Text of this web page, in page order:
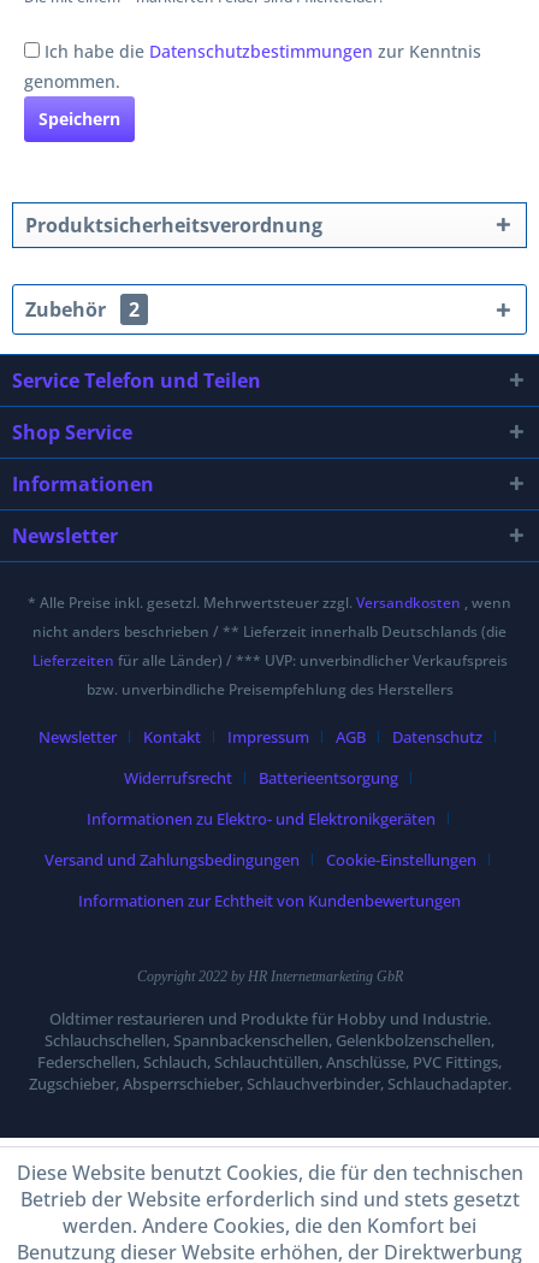
Ich habe die Datenschutzbestimmungen zur Kenntnis
genommen.
Speichern
Produktsicherheitsverordnung
Zubehör 2
Service Telefon und Teilen
Shop Service
Informationen
Newsletter
* Alle Preise inkl. gesetzl. Mehrwertsteuer zzgl. Versandkosten , wenn
nicht anders beschrieben / ** Lieferzeit innerhalb Deutschlands (die
Lieferzeiten für alle Länder) / *** UVP: unverbindlicher Verkaufspreis
bzw. unverbindliche Preisempfehlung des Herstellers
Newsletter Kontakt Impressum AGB
Datenschutz
Widerrufsrecht
Batterieentsorgung
Informationen zu Elektro- und Elektronikgeräten
Versand und Zahlungsbedingungen
Cookie-Einstellungen
Informationen zur Echtheit von Kundenbewertungen
Copyright 2022 by HR Internetmarketing GbR
Oldtimer restaurieren und Produkte für Hobby und Industrie.
Schlauchschellen, Spannbackenschellen, Gelenkbolzenschellen,
Federschellen, Schlauch, Schlauchtüllen, Anschlüsse, PVC Fittings,
Zugschieber, Absperrschieber, Schlauchverbinder, Schlauchadapter.
Diese Website benutzt Cookies, die für den technischen
Betrieb der Website erforderlich sind und stets gesetzt
werden. Andere Cookies, die den Komfort bei
Benutzung dieser Website erhöhen, der Direktwerbung